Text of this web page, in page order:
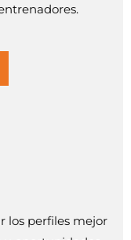
los perfiles mejor